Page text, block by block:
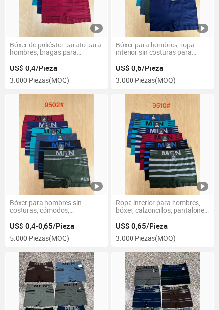
Bóxer de poliéster barato para
hombres, bragas para
para hombres, ropa interior sin
costuras para hombres
US$ 0,4/Pieza
3.000 Piezas(MOQ)
Bóxer para hombres, ropa
interior sin costuras para
US$ 0,6/Pieza
3.000 Piezas(MOQ)
Bóxer para hombres sin
costuras, cómodos,
hombres, ropa interior para
hombres
US$ 0,4-0,65/Pieza
5.000 Piezas(MOQ)
Ropa interior para hombres,
bóxer, calzoncillos, pantalones
US$ 0,65/Pieza
3.000 Piezas(MOQ)